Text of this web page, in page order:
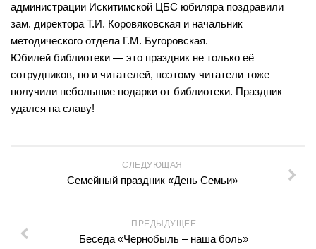
Рощинская сельская библиотека №21
Сельская библиотека п. Советский №35
Сосновская сельская библиотека №22
Степнинская сельская библиотека №34
Т-Ш
Улыбинская сельская библиотека №24
Усть-Чемская сельская библиотека №26
администрации Искитимской ЦБС юбиляра поздравили
зам. директора Т.И. Коровяковская и начальник
методического отдела Г.М. Бугоровская.
Юбилей библиотеки — это праздник не только её
сотрудников, но и читателей, поэтому читатели тоже
получили небольшие подарки от библиотеки. Праздник
удался на славу!
СЛЕДУЮЩАЯ
Семейный праздник «День Семьи»
ПРЕДЫДУЩЕЕ
Беседа «Чернобыль – наша боль»